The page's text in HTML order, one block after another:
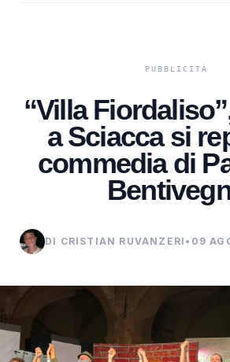
“Villa
a Sciacca si
commedia di
DI CRISTIAN RUVANZERI • 09